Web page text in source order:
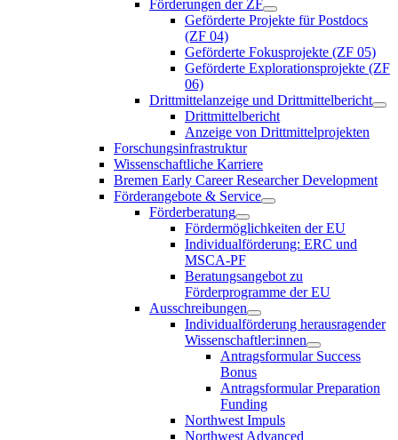
Förderungen der ZF
Geförderte Projekte für Postdocs
(ZF 04)
Geförderte Fokusprojekte (ZF 05)
Geförderte Explorationsprojekte (ZF
06)
Drittmittelanzeige und Drittmittelbericht
Drittmittelbericht
Anzeige von Drittmittelprojekten
Forschungsinfrastruktur
Wissenschaftliche Karriere
Bremen Early Career Researcher Development
Förderangebote & Service
Förderberatung
Fördermöglichkeiten der EU
Individualförderung: ERC und
MSCA-PF
Beratungsangebot zu
Förderprogramme der EU
Ausschreibungen
Individualförderung herausragender
Wissenschaftler:innen
Antragsformular Success
Bonus
Antragsformular Preparation
Funding
Northwest Impuls
Northwest Advanced